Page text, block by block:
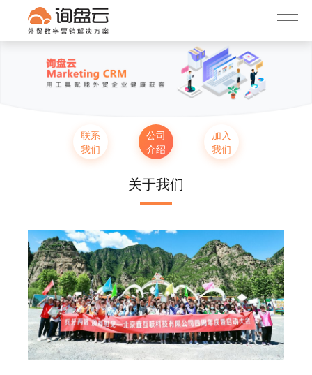
首页
产品服务
关于我们
联系
我们
公司
介绍
加入
我们
关于我们
下载APP